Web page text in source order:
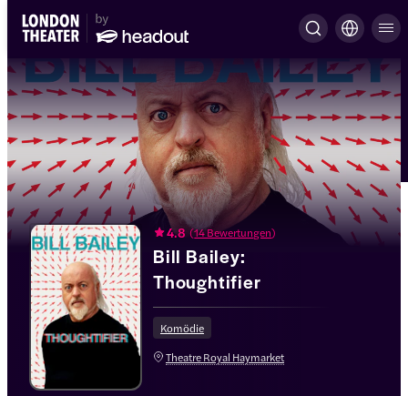
4.8 (14 Bewertungen)
Bill Bailey:
Thoughtifier
Komödie
Theatre Royal Haymarket